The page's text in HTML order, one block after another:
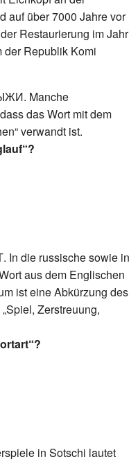
auf über 7000 Jahre vor
Restaurierung im Jahr
der Republik Komi
Manche
das Wort mit dem
verwandt ist.
In die russische sowie in
aus dem Englischen
ist eine Abkürzung des
Zerstreuung,
in Sotschi lautet